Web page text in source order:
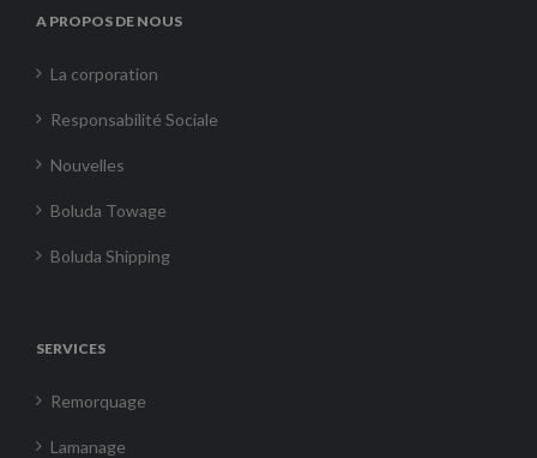
A PROPOS DE NOUS
La corporation
Responsabilité Sociale
Nouvelles
Boluda Towage
Boluda Shipping
SERVICES
Remorquage
Lamanage